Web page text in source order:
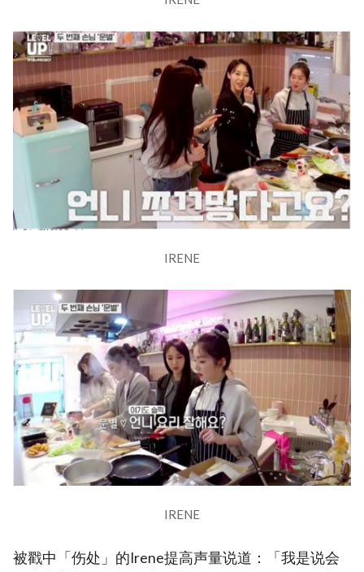
IRENE
IRENE
被戳中「伤处」的Irene提高声量说道：「我是说会